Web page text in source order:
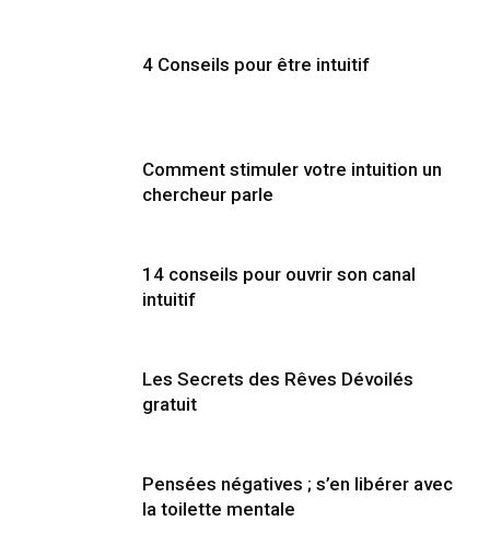
4 Conseils pour être intuitif
Comment stimuler votre intuition un
chercheur parle
14 conseils pour ouvrir son canal
intuitif
Les Secrets des Rêves Dévoilés
gratuit
Pensées négatives ; s’en libérer avec
la toilette mentale